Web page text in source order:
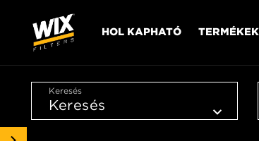
HOL KAPHATÓ TERMÉKEK
Keresés